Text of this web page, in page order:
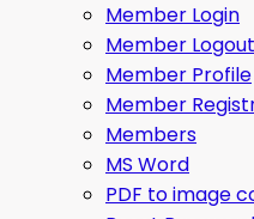
Member Login
Member Logout
Member Profile
Member
Members
MS Word
PDF to image